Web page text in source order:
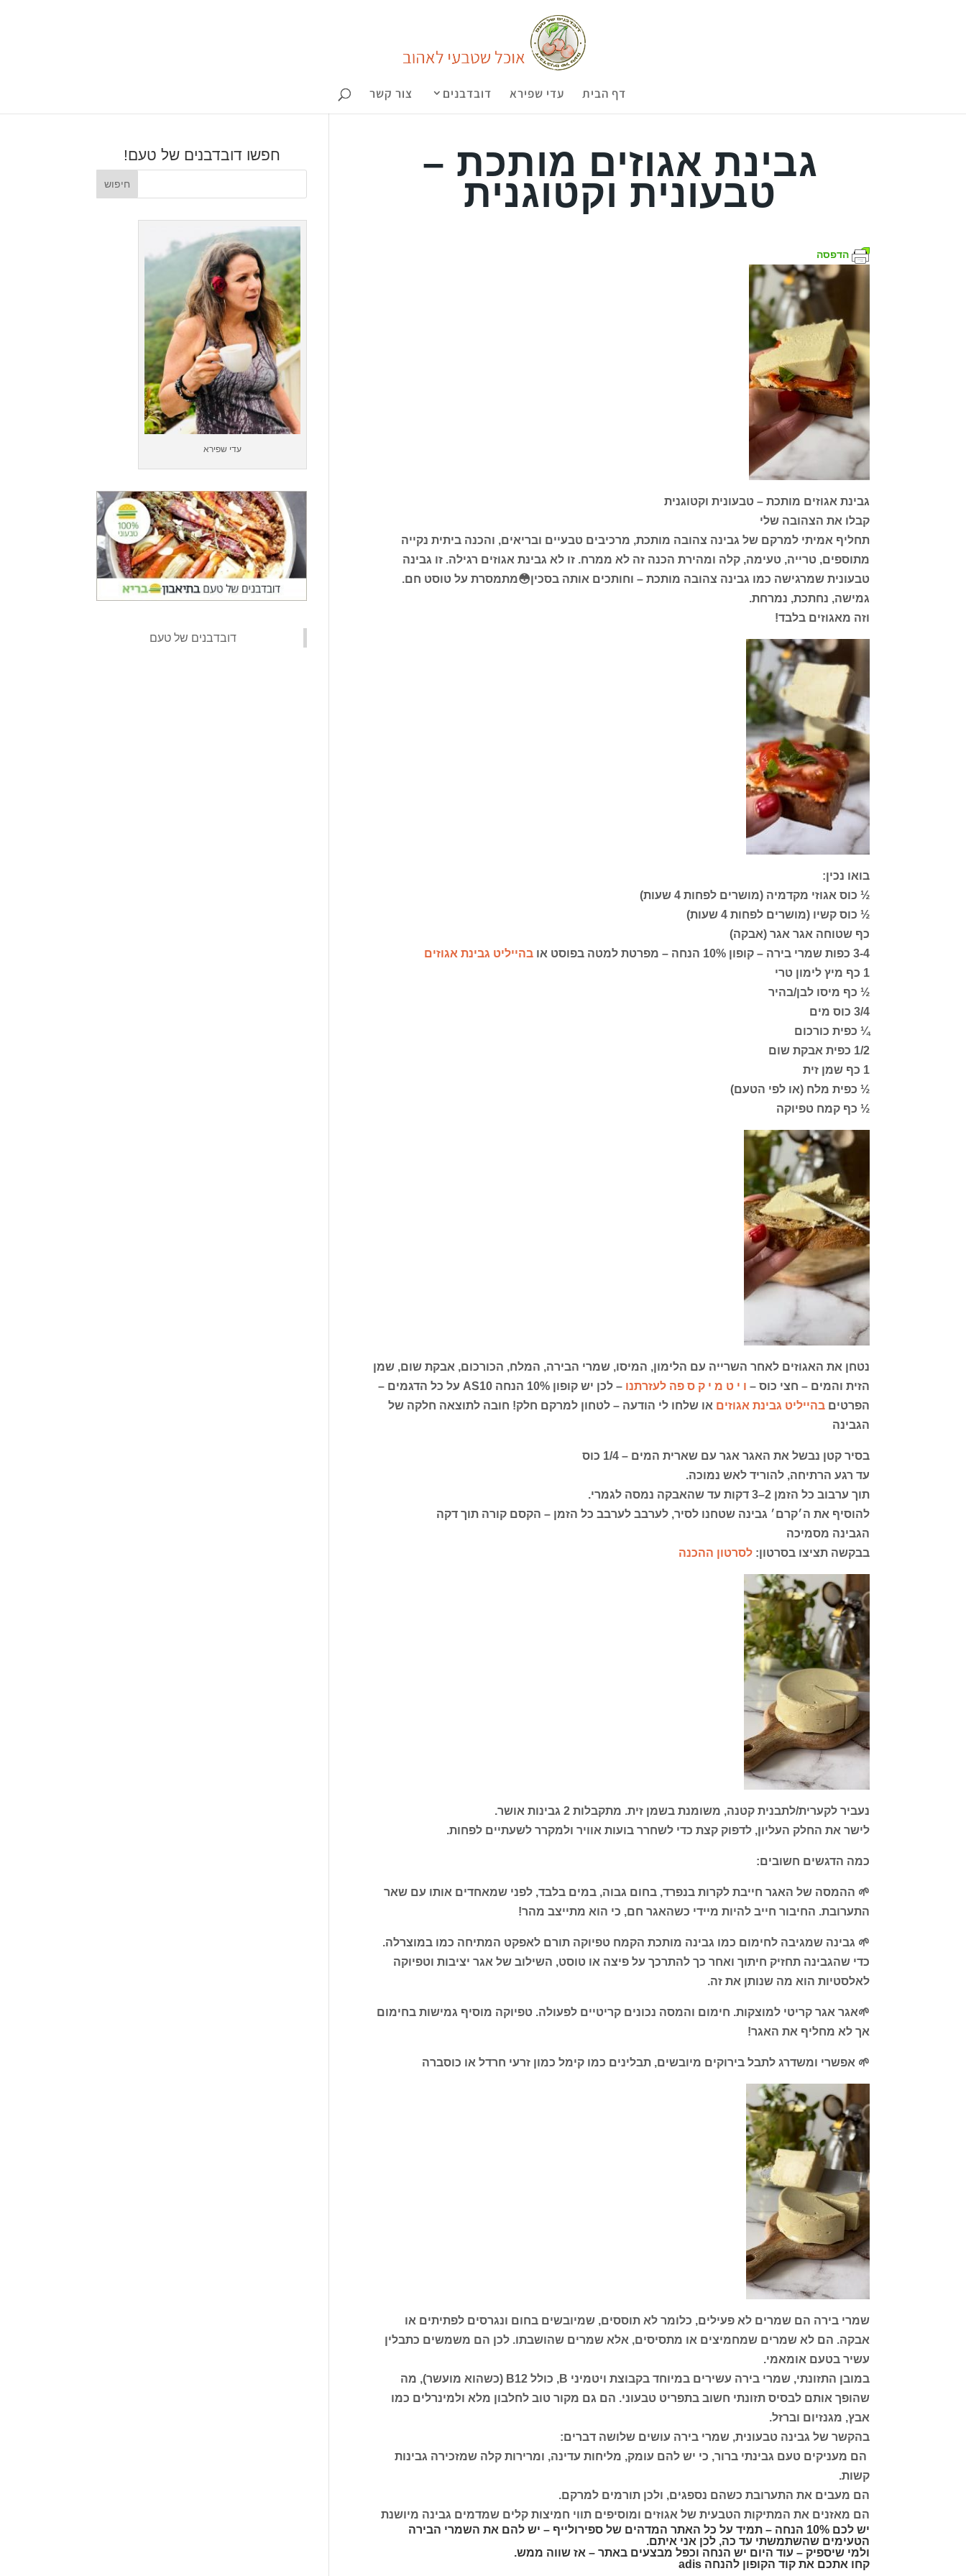
דף הבית עדי שפירא דובדבנים צור קשר
גבינת אגוזים מותכת –
טבעונית וקטוגנית
הדפסה
גבינת אגוזים מותכת – טבעונית וקטוגנית
קבלו את הצהובה שלי
תחליף אמיתי למרקם של גבינה צהובה מותכת, מרכיבים טבעיים ובריאים, והכנה ביתית נקייה
מתוספים, טרייה, טעימה, קלה ומהירת הכנה זה לא ממרח. זו לא גבינת אגוזים רגילה. זו גבינה
טבעונית שמרגישה כמו גבינה צהובה מותכת – וחותכים אותה בסכין😳מתמסרת על טוסט חם.
גמישה, נחתכת, נמרחת.
וזה מאגוזים בלבד!
בואו נכין:
½ כוס אגוזי מקדמיה (מושרים לפחות 4 שעות)
½ כוס קשיו (מושרים לפחות 4 שעות)
כף שטוחה אגר אגר (אבקה)
3-4 כפות שמרי בירה – קופון 10% הנחה – מפרטת למטה בפוסט או
בהייליט גבינת אגוזים
1 כף מיץ לימון טרי
½ כף מיסו לבן/בהיר
3/4 כוס מים
¼ כפית כורכום
1/2 כפית אבקת שום
1 כף שמן זית
½ כפית מלח (או לפי הטעם)
½ כף קמח טפיוקה
נטחן את האגוזים לאחר השרייה עם הלימון, המיסו, שמרי הבירה, המלח, הכורכום, אבקת שום, שמן
הזית והמים – חצי כוס – ו י ט מ י ק ס פה לעזרתנו
– לכן יש קופון 10% הנחה AS10 על כל הדגמים –
הפרטיםבהייליט גבינת אגוזים או שלחו לי הודעה – לטחון למרקם חלק! חובה לתוצאה חלקה של
הגבינה
בסיר קטן נבשל את האגר אגר עם שארית המים – 1/4 כוס
עד רגע הרתיחה, להוריד לאש נמוכה.
תוך ערבוב כל הזמן 2–3 דקות עד שהאבקה נמסה לגמרי.
להוסיף את ה׳קרם׳ גבינה שטחנו לסיר, לערבב לערבב כל הזמן – הקסם קורה תוך דקה
הגבינה מסמיכה
בבקשה תציצו בסרטון: לסרטון ההכנה
נעביר לקערית/לתבנית קטנה, משומנת בשמן זית. מתקבלות 2 גבינות אושר.
לישר את החלק העליון, לדפוק קצת כדי לשחרר בועות אוויר ולמקרר לשעתיים לפחות.
כמה הדגשים חשובים:
🌱 ההמסה של האגר חייבת לקרות בנפרד, בחום גבוה, במים בלבד, לפני שמאחדים אותו עם שאר
התערובת. החיבור חייב להיות מיידי כשהאגר חם, כי הוא מתייצב מהר!
🌱 גבינה שמגיבה לחימום כמו גבינה מותכת הקמח טפיוקה תורם לאפקט המתיחה כמו במוצרלה.
כדי שהגבינה תחזיק חיתוך ואחר כך להתרכך על פיצה או טוסט, השילוב של אגר יציבות וטפיוקה
לאלסטיות הוא מה שנותן את זה.
🌱אגר אגר קריטי למוצקות. חימום והמסה נכונים קריטיים לפעולה. טפיוקה מוסיף גמישות בחימום
אך לא מחליף את האגר!
🌱 אפשרי ומשדרג לתבל בירוקים מיובשים, תבלינים כמו קימל כמון זרעי חרדל או כוסברה
שמרי בירה הם שמרים לא פעילים, כלומר לא תוססים, שמיובשים בחום ונגרסים לפתיתים או
אבקה. הם לא שמרים שמחמיצים או מתסיסים, אלא שמרים שהושבתו. לכן הם משמשים כתבלין
עשיר בטעם אומאמי.
במובן התזונתי, שמרי בירה עשירים במיוחד בקבוצת ויטמיני B, כולל B12 (כשהוא מועשר), מה
שהופך אותם לבסיס תזונתי חשוב בתפריט טבעוני. הם גם מקור טוב לחלבון מלא ולמינרלים כמו
אבץ, מגנזיום וברזל.
בהקשר של גבינה טבעונית, שמרי בירה עושים שלושה דברים:
הם מעניקים טעם גבינתי ברור, כי יש להם עומק, מליחות עדינה, ומרירות קלה שמזכירה גבינות
קשות.
הם מעבים את התערובת כשהם נספגים, ולכן תורמים למרקם.
הם מאזנים את המתיקות הטבעית של אגוזים ומוסיפים תווי חמיצות קלים שמדמים גבינה מיושנת
יש לכם 10% הנחה – תמיד על כל האתר המדהים של ספירולייף – יש להם את השמרי הבירה
הטעימים שהשתמשתי עד כה, לכן אני איתם.
ולמי שיספיק – עוד היום יש הנחה וכפל מבצעים באתר – אז שווה ממש.
קחו אתכם את קוד הקופון להנחה adis
חפשו דובדבנים של טעם!
עדי שפירא
‏דובדבנים של טעם‏